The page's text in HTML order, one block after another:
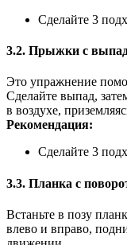
Сделайте 3
3.2. Прыжки с
Это упражнение
Сделайте выпад,
в воздухе,
Рекомендация:
Сделайте 3
3.3. Планка с
Встаньте в позу
влево и вправо,